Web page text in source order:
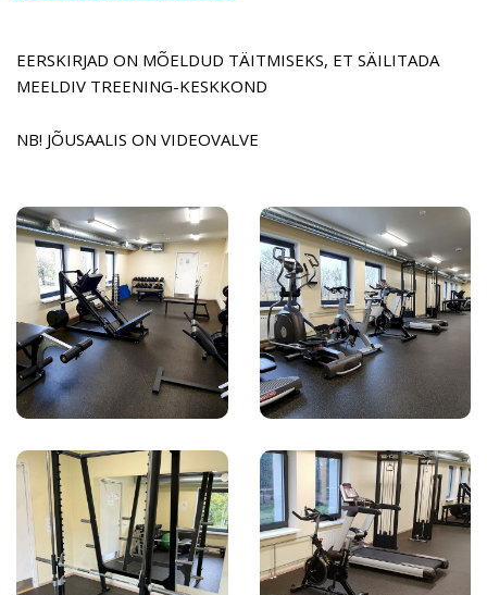
EERSKIRJAD ON MÕELDUD TÄITMISEKS, ET SÄILITADA
MEELDIV TREENING-KESKKOND
NB! JÕUSAALIS ON VIDEOVALVE